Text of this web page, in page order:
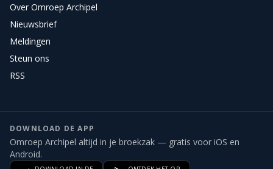
Over Omroep Archipel
Nieuwsbrief
Meldingen
Steun ons
RSS
DOWNLOAD DE APP
Omroep Archipel altijd in je broekzak — gratis voor iOS en
Android.